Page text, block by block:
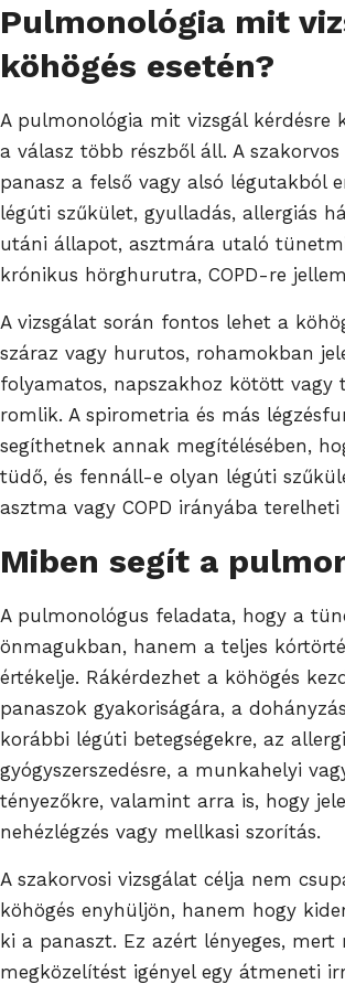
Pulmonológia mit
köhögés esetén?
A pulmonológia mit vizsgál kérdésre
a válasz több részből áll. A
panasz a felső vagy alsó légutakból
légúti szűkület, gyulladás, allergiás
utáni állapot, asztmára utaló
krónikus hörghurutra, COPD-re
A vizsgálat során fontos lehet a
száraz vagy hurutos, rohamokban
folyamatos, napszakhoz kötött vagy
romlik. A spirometria és más
segíthetnek annak megítélésében,
tüdő, és fennáll-e olyan légúti
asztma vagy COPD irányába
Miben segít a
A pulmonológus feladata, hogy a
önmagukban, hanem a teljes
értékelje. Rákérdezhet a köhögés
panaszok gyakoriságára, a
korábbi légúti betegségekre, az
gyógyszerszedésre, a munkahelyi
tényezőkre, valamint arra is, hogy
nehézlégzés vagy mellkasi szorítás.
A szakorvosi vizsgálat célja nem
köhögés enyhüljön, hanem hogy
ki a panaszt. Ez azért lényeges, mert
megközelítést igényel egy átmeneti